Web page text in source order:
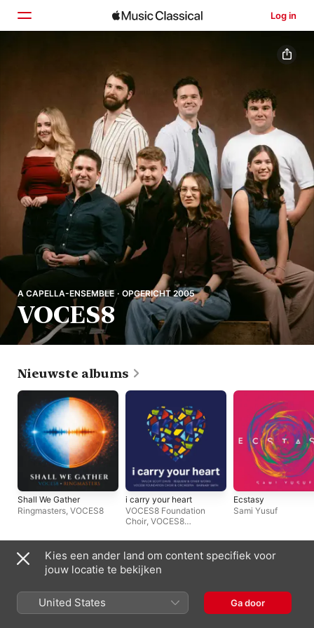
Log in
Zoek
A CAPELLA-ENSEMBLE · OPGERICHT 2005
VOCES8
Nieuwste albums
Shall We Gather
Ringmasters, VOCES8
i carry your heart
VOCES8 Foundation
Choir, VOCES8
Barnaby Smith
Ecstasy
Sami Yusuf
Afspeellijsten
Kies een ander land om content specifiek voor
jouw locatie te bekijken
United States Ga door